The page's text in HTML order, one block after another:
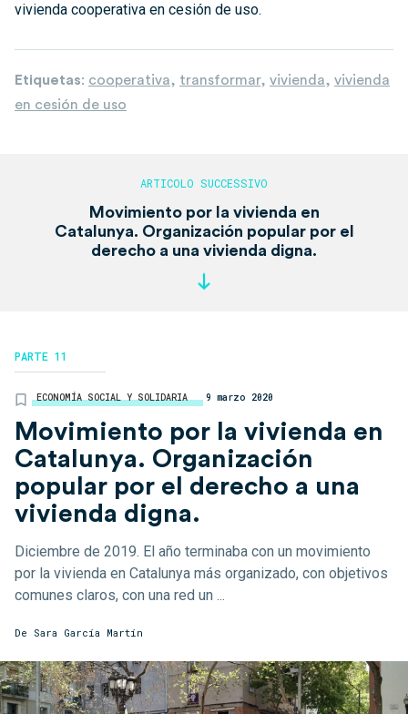
vivienda cooperativa en cesión de uso.
Etiquetas: cooperativa, transformar, vivienda, vivienda
en cesión de uso
Movimiento por la vivienda en
Catalunya. Organización popular por el
derecho a una vivienda digna.
PARTE 11
ECONOMÍA SOCIAL Y SOLIDARIA 9 marzo 2020
Movimiento por la vivienda en
Catalunya. Organización
popular por el derecho a una
vivienda digna.
Diciembre de 2019. El año terminaba con un movimiento
por la vivienda en Catalunya más organizado, con objetivos
comunes claros, con una red un ...
De Sara García Martín